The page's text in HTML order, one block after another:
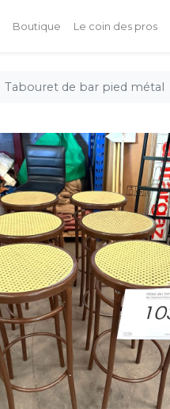
Boutique Le coin des pros
Tabouret de bar pied métal